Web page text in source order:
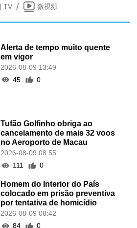
TV / 微視頻
Alerta de tempo muito quente
em vigor
2026-08-09 13:49
45
0
Tufão Golfinho obriga ao
cancelamento de mais 32 voos
no Aeroporto de Macau
2026-08-09 08:55
111
0
Homem do Interior do País
colocado em prisão preventiva
por tentativa de homicídio
2026-08-09 08:42
84
0